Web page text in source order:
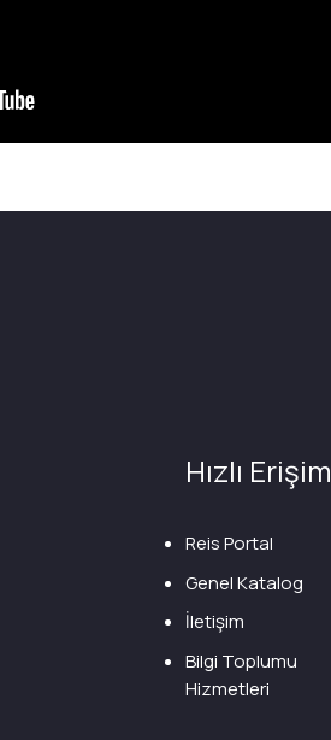
Hızlı Erişim
Reis Portal
Genel Katalog
İletişim
Bilgi Toplumu
Hizmetleri